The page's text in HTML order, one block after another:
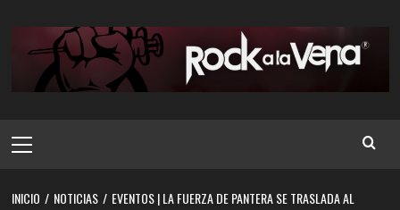
contenido
principal
INICIO NOTICIAS
EVENTOS | LA FUERZA DE PANTERA SE TRASLADA AL